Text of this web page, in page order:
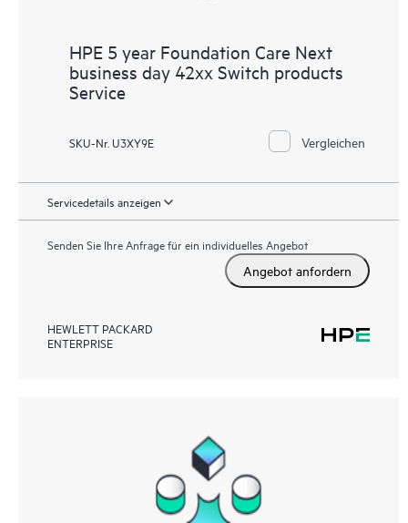
HPE 5 year Foundation Care Next
business day 42xx Switch products
Service
SKU-Nr. U3XY9E Vergleichen
Servicedetails anzeigen
Senden Sie Ihre Anfrage für ein individuelles Angebot
Angebot anfordern
HEWLETT PACKARD
ENTERPRISE